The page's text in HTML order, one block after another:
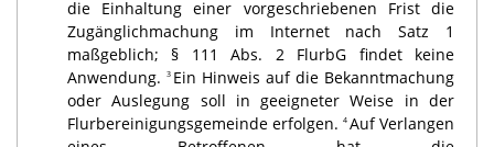
die Einhaltung einer vorgeschriebenen Frist die
Zugänglichmachung im Internet nach Satz 1
maßgeblich; § 111 Abs. 2 FlurbG findet keine
Anwendung.3 Ein Hinweis auf die Bekanntmachung
oder Auslegung soll in geeigneter Weise in der
Flurbereinigungsgemeinde erfolgen.4 Auf Verlangen